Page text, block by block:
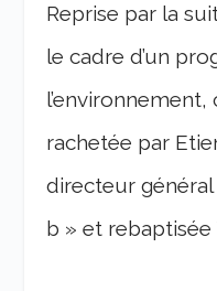
Reprise par la
le cadre d’un
l’environnement,
rachetée par
directeur
b » et rebaptisée